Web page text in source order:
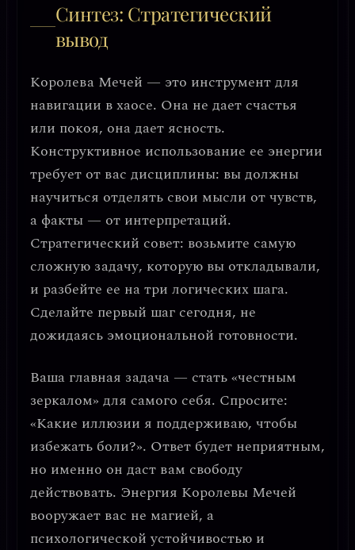
Синтез: Стратегический
вывод
Королева Мечей — это инструмент для
навигации в хаосе. Она не дает счастья
или покоя, она даетясность.
Конструктивное использование ее энергии
требует от вас дисциплины: вы должны
научиться отделять свои мысли от чувств,
а факты — от интерпретаций.
Стратегический совет: возьмите самую
сложную задачу, которую вы откладывали,
и разбейте ее на три логических шага.
Сделайте первый шаг сегодня, не
дожидаясь эмоциональной готовности.
Ваша главная задача — стать «честным
зеркалом» для самого себя. Спросите:
«Какие иллюзии я поддерживаю, чтобы
избежать боли?». Ответ будет неприятным,
но именно он даст вам свободу
действовать. Энергия Королевы Мечей
вооружает вас не магией, а
психологической устойчивостью и